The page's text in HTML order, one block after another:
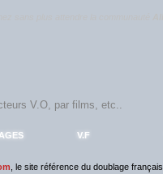
V.F
, le site référence du doublage français.